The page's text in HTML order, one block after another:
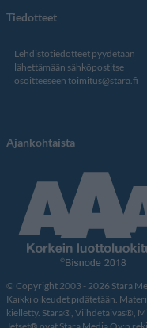
Tiedotteet
Lehdistötiedotteet pyydetään
lähettämään sähköpostitse
osoitteeseen toimitus@stara.fi
Ajankohtaista
© Copyright 2003 - 2026 Stara
Kaikki oikeudet pidätetään.
kielletty. Stara®, Viihdetaivas®,